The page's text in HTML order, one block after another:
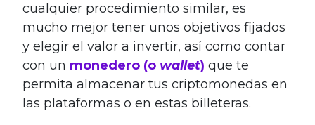
cualquier procedimiento similar, es
mucho mejor tener unos objetivos fijados
y elegir el valor a invertir, así como contar
con un monedero (o wallet) que te
permita almacenar tus criptomonedas en
las plataformas o en estas billeteras.